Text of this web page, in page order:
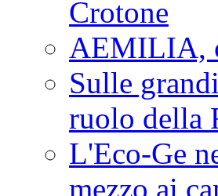
Crotone
AEMILIA,
Sulle
ruolo della
L'Eco-Ge
mezzo ai